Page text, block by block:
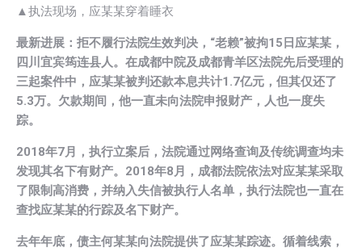
▲执法现场，应某某穿着睡衣
最新进展：拒不履行法院生效判决，“老赖”被拘15日应某某，
四川宜宾筠连县人。在成都中院及成都青羊区法院先后受理的
三起案件中，应某某被判还款本息共计1.7亿元，但其仅还了
5.3万。欠款期间，他一直未向法院申报财产，人也一度失
踪。
2018年7月，执行立案后，法院通过网络查询及传统调查均未
发现其名下有财产。2018年8月，成都法院依法对应某某采取
了限制高消费，并纳入失信被执行人名单，执行法院也一直在
查找应某某的行踪及名下财产。
去年年底，债主何某某向法院提供了应某某踪迹。循着线索，